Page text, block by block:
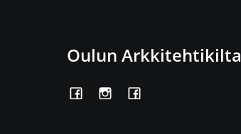
Oulun Arkkitehtikilta